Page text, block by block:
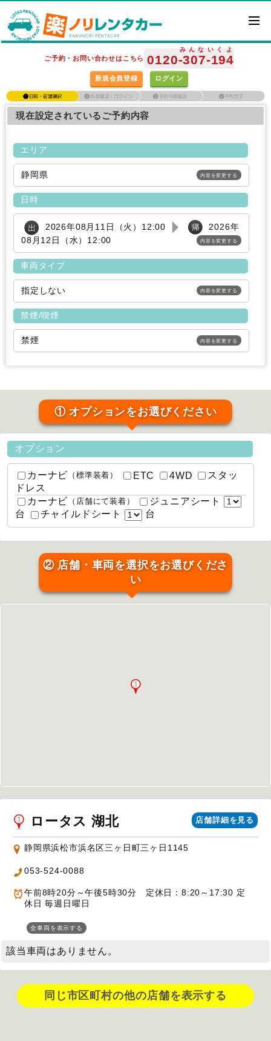
ご予約・お問い合わせはこちら 0120-307
みんな
-194
いくよ
新規会員登録 ログイン
現在設定されているご予約内容
エリア
静岡県 内容を変更する
日時
2026年08月11日（火）12:00
2026年
08月12日（水）12:00
内容を変更する
車両タイプ
指定しない 内容を変更する
禁煙/喫煙
禁煙 内容を変更する
① オプションをお選びください
オプション
カーナビ （標準装着） ETC 4WD
スタッ
ドレス
カーナビ （店舗にて装着）
ジュニアシート
台
チャイルドシート 台
② 店舗・車両を選択をお選びくださ
い
ロータス 湖北 店舗詳細を見る
静岡県浜松市浜名区三ヶ日町三ヶ日1145
053-524-0088
午前8時20分～午後5時30分 定休日：8:20～17:30 定
休日 毎週日曜日
全車両を表示する
該当車両はありません。
同じ市区町村の他の店舗を表示する